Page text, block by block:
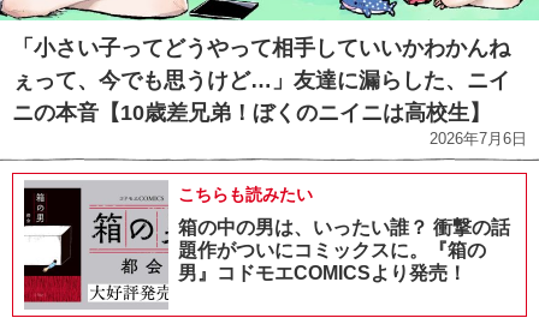
「小さい子ってどうやって相手していいかわかんね
ぇって、今でも思うけど…」友達に漏らした、ニイ
ニの本音【10歳差兄弟！ぼくのニイニは高校生】
2026年7月6日
こちらも読みたい
箱の中の男は、いったい誰？ 衝撃の話
題作がついにコミックスに。『箱の
男』コドモエCOMICSより発売！